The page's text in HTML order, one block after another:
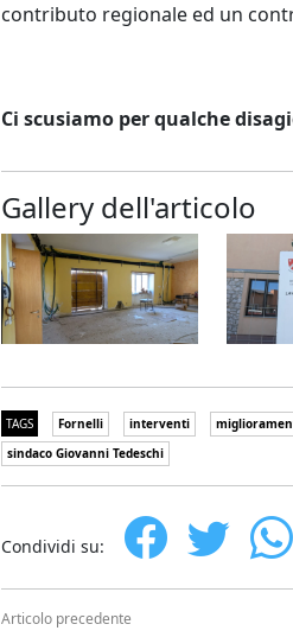
contributo regionale ed un
Ci scusiamo per qualche
Gallery dell'articolo
TAGS Fornelli interventi
sindaco Giovanni Tedeschi
Condividi su:
Articolo precedente